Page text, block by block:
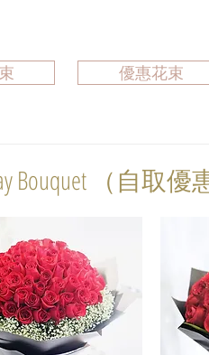
優惠花束
Bouquet （自取優